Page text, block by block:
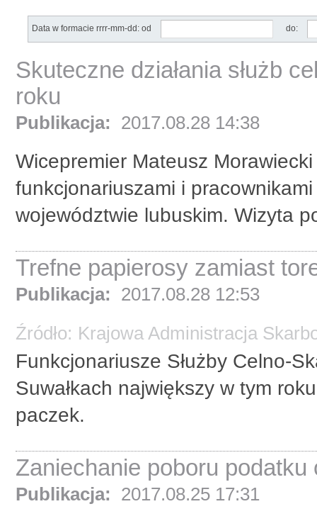
Data w formacie rrrr-mm-dd: od do:
Skuteczne działania służb
roku
Publikacja: 2017.08.28 14:38
Wicepremier Mateusz
funkcjonariuszami i
województwie lubuskim. Wizyta
Trefne papierosy zamiast
Publikacja:
2017.08.28 12:53
Źródło: Krajowa Administracja
Funkcjonariusze Służby Celno-
Suwałkach największy w tym
paczek.
Zaniechanie poboru
Publikacja: 2017.08.25 17:31